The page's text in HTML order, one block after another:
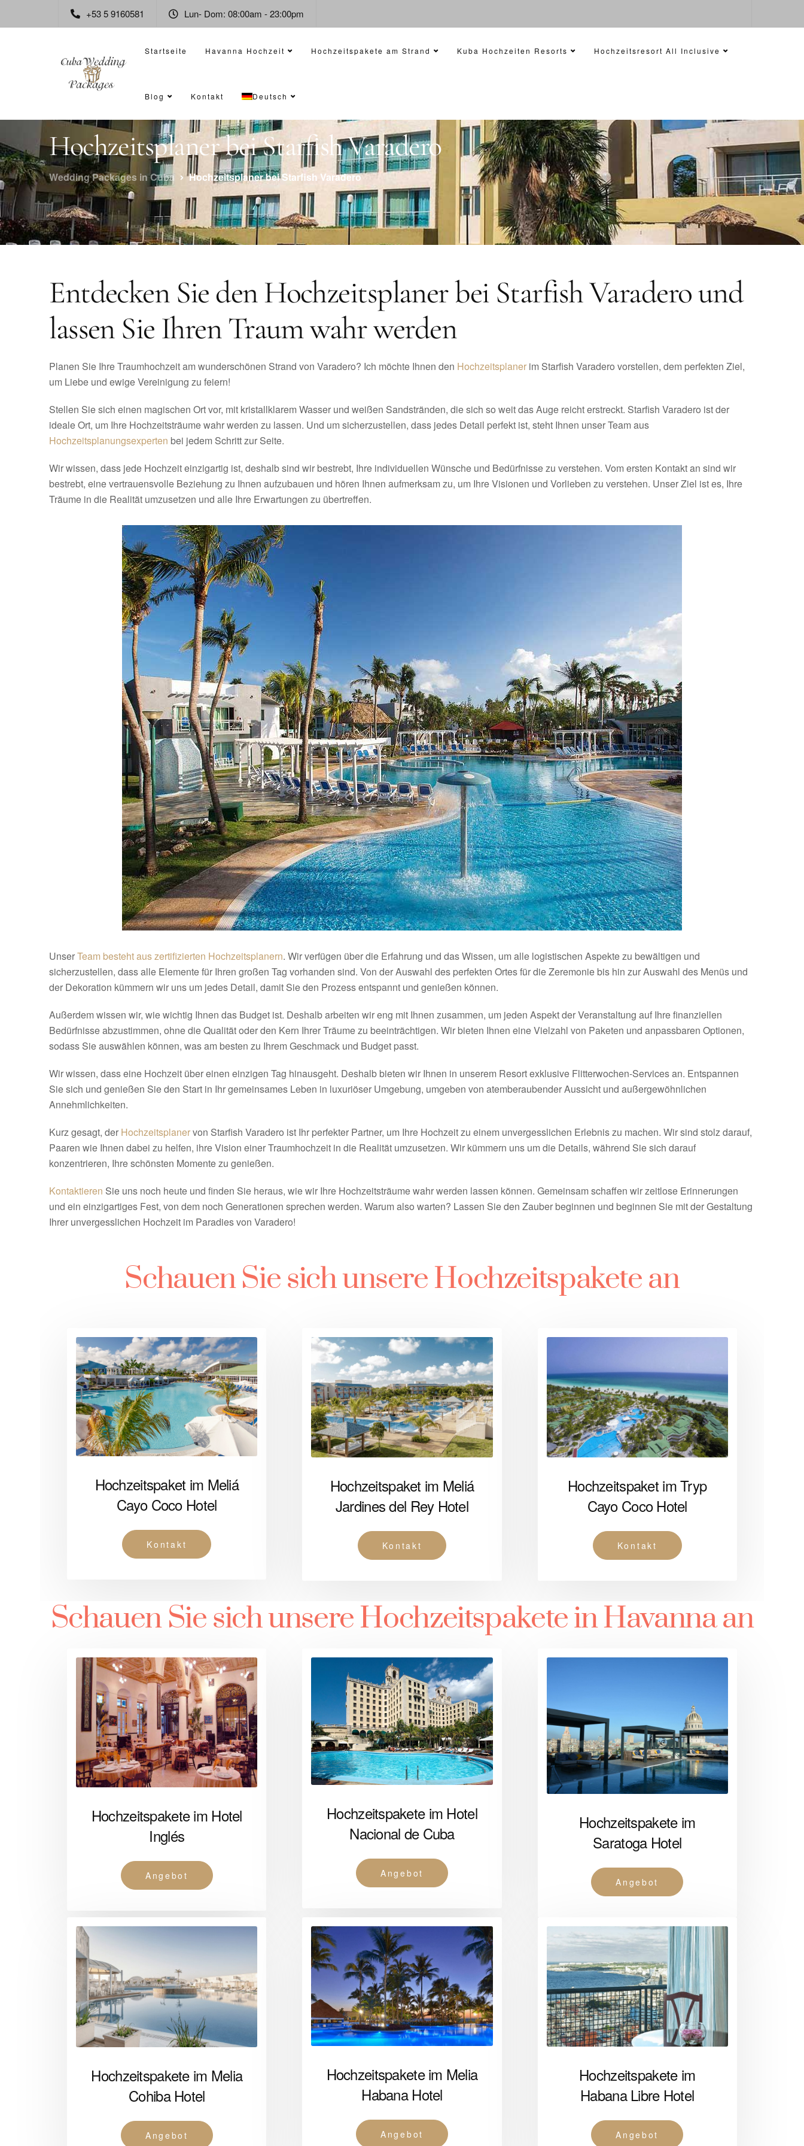
+53 5 9160581 Lun- Dom: 08:00am - 23:00pm
Startseite Havanna Hochzeit Hochzeitspakete am Strand Kuba Hochzeiten Resorts Hochzeitsresort All Inclusive
Blog Kontakt Deutsch
Hochzeitsplaner bei Starfish Varadero
Wedding Packages in Cuba Hochzeitsplaner bei Starfish Varadero
Entdecken Sie den Hochzeitsplaner bei Starfish Varadero und
lassen Sie Ihren Traum wahr werden
Planen Sie Ihre Traumhochzeit am wunderschönen Strand von Varadero? Ich möchte Ihnen den Hochzeitsplaner im Starfish Varadero vorstellen, dem perfekten Ziel,
um Liebe und ewige Vereinigung zu feiern!
Stellen Sie sich einen magischen Ort vor, mit kristallklarem Wasser und weißen Sandstränden, die sich so weit das Auge reicht erstreckt. Starfish Varadero ist der
ideale Ort, um Ihre Hochzeitsträume wahr werden zu lassen. Und um sicherzustellen, dass jedes Detail perfekt ist, steht Ihnen unser Team aus
Hochzeitsplanungsexperten bei jedem Schritt zur Seite.
Wir wissen, dass jede Hochzeit einzigartig ist, deshalb sind wir bestrebt, Ihre individuellen Wünsche und Bedürfnisse zu verstehen. Vom ersten Kontakt an sind wir
bestrebt, eine vertrauensvolle Beziehung zu Ihnen aufzubauen und hören Ihnen aufmerksam zu, um Ihre Visionen und Vorlieben zu verstehen. Unser Ziel ist es, Ihre
Träume in die Realität umzusetzen und alle Ihre Erwartungen zu übertreffen.
UnserTeam besteht aus zertifizierten Hochzeitsplanern. Wir verfügen über die Erfahrung und das Wissen, um alle logistischen Aspekte zu bewältigen und
sicherzustellen, dass alle Elemente für Ihren großen Tag vorhanden sind. Von der Auswahl des perfekten Ortes für die Zeremonie bis hin zur Auswahl des Menüs und
der Dekoration kümmern wir uns um jedes Detail, damit Sie den Prozess entspannt und genießen können.
Außerdem wissen wir, wie wichtig Ihnen das Budget ist. Deshalb arbeiten wir eng mit Ihnen zusammen, um jeden Aspekt der Veranstaltung auf Ihre finanziellen
Bedürfnisse abzustimmen, ohne die Qualität oder den Kern Ihrer Träume zu beeinträchtigen. Wir bieten Ihnen eine Vielzahl von Paketen und anpassbaren Optionen,
sodass Sie auswählen können, was am besten zu Ihrem Geschmack und Budget passt.
Wir wissen, dass eine Hochzeit über einen einzigen Tag hinausgeht. Deshalb bieten wir Ihnen in unserem Resort exklusive Flitterwochen-Services an. Entspannen
Sie sich und genießen Sie den Start in Ihr gemeinsames Leben in luxuriöser Umgebung, umgeben von atemberaubender Aussicht und außergewöhnlichen
Annehmlichkeiten.
Kurz gesagt, der Hochzeitsplanervon Starfish Varadero ist Ihr perfekter Partner, um Ihre Hochzeit zu einem unvergesslichen Erlebnis zu machen. Wir sind stolz darauf,
Paaren wie Ihnen dabei zu helfen, ihre Vision einer Traumhochzeit in die Realität umzusetzen. Wir kümmern uns um die Details, während Sie sich darauf
konzentrieren, Ihre schönsten Momente zu genießen.
Kontaktieren Sie uns noch heute und finden Sie heraus, wie wir Ihre Hochzeitsträume wahr werden lassen können. Gemeinsam schaffen wir zeitlose Erinnerungen
und ein einzigartiges Fest, von dem noch Generationen sprechen werden. Warum also warten? Lassen Sie den Zauber beginnen und beginnen Sie mit der Gestaltung
Ihrer unvergesslichen Hochzeit im Paradies von Varadero!
Schauen Sie sich unsere Hochzeitspakete an
Hochzeitspaket im Meliá
Cayo Coco Hotel
Kontakt
Hochzeitspaket im Meliá
Jardines del Rey Hotel
Kontakt
Hochzeitspaket im Tryp
Cayo Coco Hotel
Kontakt
Schauen Sie sich unsere Hochzeitspakete in Havanna an
Hochzeitspakete im Hotel
Inglés
Angebot
Hochzeitspakete im Hotel
Nacional de Cuba
Angebot
Hochzeitspakete im
Saratoga Hotel
Angebot
Hochzeitspakete im Melia
Cohiba Hotel
Angebot
Hochzeitspakete im Melia
Habana Hotel
Angebot
Hochzeitspakete im
Habana Libre Hotel
Angebot